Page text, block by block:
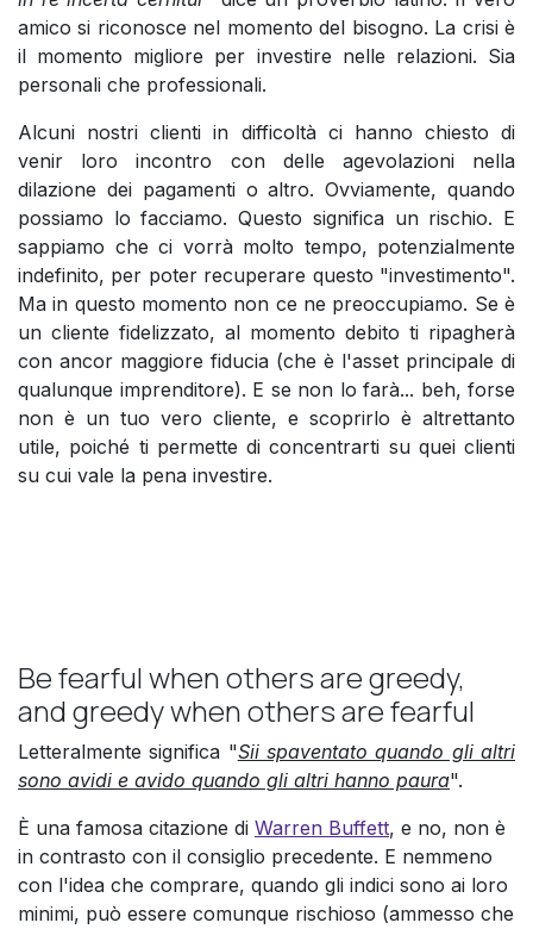
amico si riconosce nel momento del bisogno. La crisi è
il momento migliore per investire nelle relazioni. Sia
personali che professionali.
Alcuni nostri clienti in difficoltà ci hanno chiesto di
venir loro incontro con delle agevolazioni nella
dilazione dei pagamenti o altro. Ovviamente, quando
possiamo lo facciamo. Questo significa un rischio. E
sappiamo che ci vorrà molto tempo, potenzialmente
indefinito, per poter recuperare questo "investimento".
Ma in questo momento non ce ne preoccupiamo. Se è
un cliente fidelizzato, al momento debito ti ripagherà
con ancor maggiore fiducia (che è l'asset principale di
qualunque imprenditore). E se non lo farà... beh, forse
non è un tuo vero cliente, e scoprirlo è altrettanto
utile, poiché ti permette di concentrarti su quei clienti
su cui vale la pena investire.
Be fearful when others are greedy,
and greedy when others are fearful
Letteralmente significa "Sii spaventato quando gli altri
sono avidi e avido quando gli altri hanno paura".
È una famosa citazione di Warren Buffett, e no, non è
in contrasto con il consiglio precedente. E nemmeno
con l'idea che comprare, quando gli indici sono ai loro
minimi, può essere comunque rischioso (ammesso che